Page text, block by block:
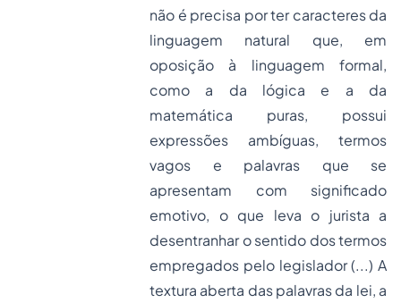
não é precisa por ter caracteres da
linguagem natural que, em
oposição à linguagem formal,
como a da lógica e a da
matemática puras, possui
expressões ambíguas, termos
vagos e palavras que se
apresentam com significado
emotivo, o que leva o jurista a
desentranhar o sentido dos termos
empregados pelo legislador (...) A
textura aberta das palavras da lei, a